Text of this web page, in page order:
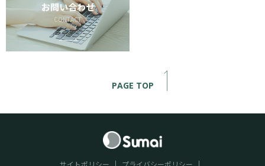
お問い合わせ
CONTACT
PAGE TOP